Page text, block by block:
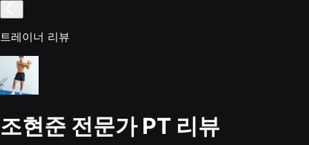
트레이너 리뷰
조현준 전문가PT 리뷰